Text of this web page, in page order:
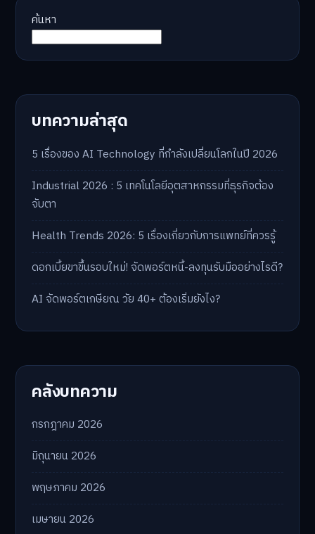
ค้นหา
บทความล่าสุด
5 เรื่องของ AI Technology ที่กำลังเปลี่ยนโลกในปี 2026
Industrial 2026 : 5 เทคโนโลยีอุตสาหกรรมที่ธุรกิจต้อง
จับตา
Health Trends 2026: 5 เรื่องเกี่ยวกับการแพทย์ที่ควรรู้
ดอกเบี้ยขาขึ้นรอบใหม่! จัดพอร์ตหนี้-ลงทุนรับมืออย่างไรดี?
AI จัดพอร์ตเกษียณ วัย 40+ ต้องเริ่มยังไง?
คลังบทความ
กรกฎาคม 2026
มิถุนายน 2026
พฤษภาคม 2026
เมษายน 2026